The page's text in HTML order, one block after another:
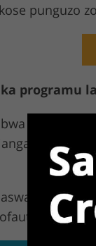
punguzo
programu
kwamba